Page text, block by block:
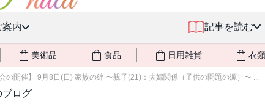
案内 記事を読む
美術品 食品 日用雑貨 衣
会の開催】 9月8日(日) 家族の絆 〜親子(21)：夫婦関係（子供の問題の源）〜 ...